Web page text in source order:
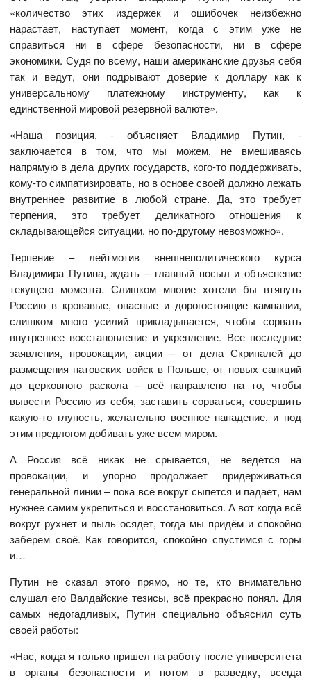
«количество этих издержек и ошибочек неизбежно
нарастает, наступает момент, когда с этим уже не
справиться ни в сфере безопасности, ни в сфере
экономики. Судя по всему, наши американские друзья себя
так и ведут, они подрывают доверие к доллару как к
универсальному платежному инструменту, как к
единственной мировой резервной валюте».
«Наша позиция, - объясняет Владимир Путин, -
заключается в том, что мы можем, не вмешиваясь
напрямую в дела других государств, кого-то поддерживать,
кому-то симпатизировать, но в основе своей должно лежать
внутреннее развитие в любой стране. Да, это требует
терпения, это требует деликатного отношения к
складывающейся ситуации, но по-другому невозможно».
Терпение – лейтмотив внешнеполитического курса
Владимира Путина, ждать – главный посыл и объяснение
текущего момента. Слишком многие хотели бы втянуть
Россию в кровавые, опасные и дорогостоящие кампании,
слишком много усилий прикладывается, чтобы сорвать
внутреннее восстановление и укрепление. Все последние
заявления, провокации, акции – от дела Скрипалей до
размещения натовских войск в Польше, от новых санкций
до церковного раскола – всё направлено на то, чтобы
вывести Россию из себя, заставить сорваться, совершить
какую-то глупость, желательно военное нападение, и под
этим предлогом добивать уже всем миром.
А Россия всё никак не срывается, не ведётся на
провокации, и упорно продолжает придерживаться
генеральной линии – пока всё вокруг сыпется и падает, нам
нужнее самим укрепиться и восстановиться. А вот когда всё
вокруг рухнет и пыль осядет, тогда мы придём и спокойно
заберем своё. Как говорится, спокойно спустимся с горы
и…
Путин не сказал этого прямо, но те, кто внимательно
слушал его Валдайские тезисы, всё прекрасно понял. Для
самых недогадливых, Путин специально объяснил суть
своей работы:
«Нас, когда я только пришел на работу после университета
в органы безопасности и потом в разведку, всегда